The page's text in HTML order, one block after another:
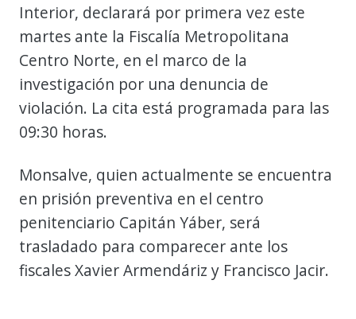
Interior, declarará por primera vez este
martes ante la Fiscalía Metropolitana
Centro Norte, en el marco de la
investigación por una denuncia de
violación. La cita está programada para las
09:30 horas.
Monsalve, quien actualmente se encuentra
en prisión preventiva en el centro
penitenciario Capitán Yáber, será
trasladado para comparecer ante los
fiscales Xavier Armendáriz y Francisco Jacir.